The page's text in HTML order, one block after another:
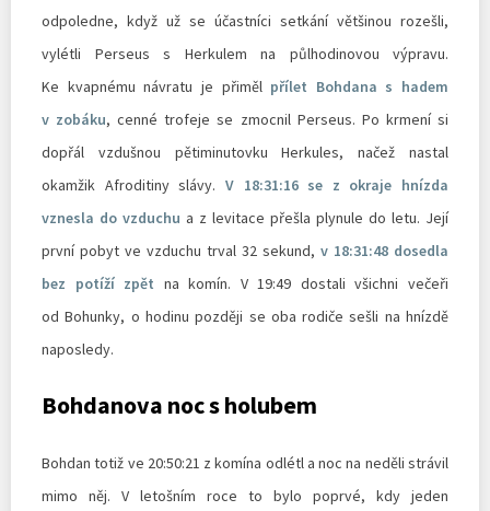
odpoledne, když už se účastníci setkání většinou rozešli,
vylétli Perseus s Herkulem na půlhodinovou výpravu.
Ke kvapnému návratu je přiměl přílet Bohdana s hadem
v zobáku, cenné trofeje se zmocnil Perseus. Po krmení si
dopřál vzdušnou pětiminutovku Herkules, načež nastal
okamžik Afroditiny slávy. V 18:31:16 se z okraje hnízda
vznesla do vzduchu a z levitace přešla plynule do letu. Její
první pobyt ve vzduchu trval 32 sekund, v 18:31:48 dosedla
bez potíží zpět na komín. V 19:49 dostali všichni večeři
od Bohunky, o hodinu později se oba rodiče sešli na hnízdě
naposledy.
Bohdanova noc s holubem
Bohdan totiž ve 20:50:21 z komína odlétl a noc na neděli strávil
mimo něj. V letošním roce to bylo poprvé, kdy jeden